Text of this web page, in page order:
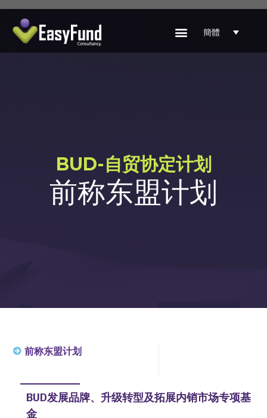
簡體
BUD-自贸协定计划​
前称东盟计划
前称东盟计划
BUD发展品牌、升级转型及拓展内销市场专项基
金